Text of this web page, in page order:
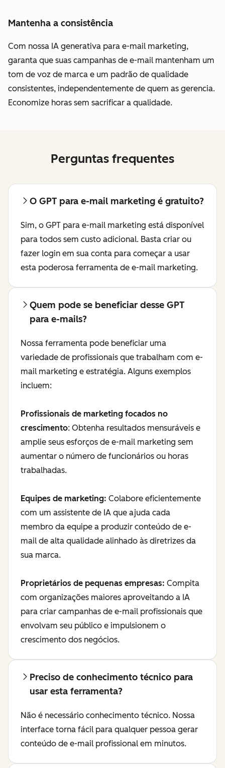
Mantenha a consistência
Com nossa IA generativa para e-mail marketing,
garanta que suas campanhas de e-mail mantenham um
tom de voz de marca e um padrão de qualidade
consistentes, independentemente de quem as gerencia.
Economize horas sem sacrificar a qualidade.
Perguntas frequentes
O GPT para e-mail marketing é gratuito?
Sim, o GPT para e-mail marketing está disponível
para todos sem custo adicional. Basta criar ou
fazer login em sua conta para começar a usar
esta poderosa ferramenta de e-mail marketing.
Quem pode se beneficiar desse GPT
para e-mails?
Nossa ferramenta pode beneficiar uma
variedade de profissionais que trabalham com e-
mail marketing e estratégia. Alguns exemplos
incluem:
Profissionais de marketing focados no
crescimento: Obtenha resultados mensuráveis e
amplie seus esforços de e-mail marketing sem
aumentar o número de funcionários ou horas
trabalhadas.
Equipes de marketing: Colabore eficientemente
com um assistente de IA que ajuda cada
membro da equipe a produzir conteúdo de e-
mail de alta qualidade alinhado às diretrizes da
sua marca.
Proprietários de pequenas empresas: Compita
com organizações maiores aproveitando a IA
para criar campanhas de e-mail profissionais que
envolvam seu público e impulsionem o
crescimento dos negócios.
Preciso de conhecimento técnico para
usar esta ferramenta?
Não é necessário conhecimento técnico. Nossa
interface torna fácil para qualquer pessoa gerar
conteúdo de e-mail profissional em minutos.